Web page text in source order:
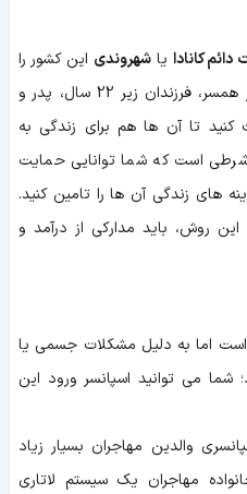
دائم کانادایا شهروندی این کشور را
به دست بیاورید، حالا می توانید از همسر، فرزندان زیر 22 سال، پدر و
تا آن ها هم برای زندگی به
شرطی است که شما توانایی حمایت
های زندگی آن ها را تامین کنید.
روش، باید مدارکی از درآمد و
شما بالای 22 سال است اما به دلیل مشکلات جسمی یا
می توانید اسپانسر ورود این
والدین مهاجران بسیار زیاد
مهاجران یک سیستم لاتاری